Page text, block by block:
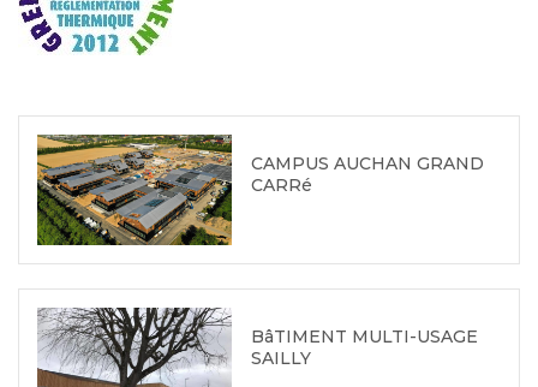
CAMPUS AUCHAN GRAND
CARRé
BâTIMENT MULTI-USAGE
SAILLY